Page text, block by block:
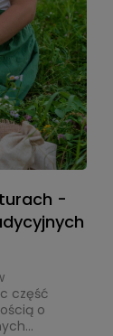
-
część
o